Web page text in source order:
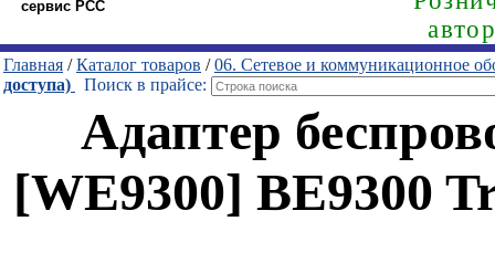
сервис РСС
Главная /Каталог товаров /06. Сетевое и коммуникационное
доступа)
Поиск в прайсе:
Адаптер
[WE9300] BE9300